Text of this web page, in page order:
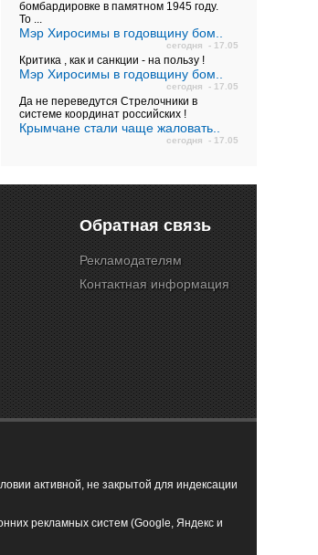
бомбардировке в памятном 1945 году.
То ...
Мэр Хиросимы в годовщину бом..
сегодня - 17.05
Критика , как и санкции - на пользу !
Мэр Хиросимы в годовщину бом..
сегодня - 17.05
Да не переведутся Стрелочники в
системе координат российских !
Крымчане стали чаще жаловать..
сегодня - 17.05
Обратная связь
Рекламодателям
Контактная информация
активной, не закрытой для индексации
рекламных систем (Google, Яндекс и